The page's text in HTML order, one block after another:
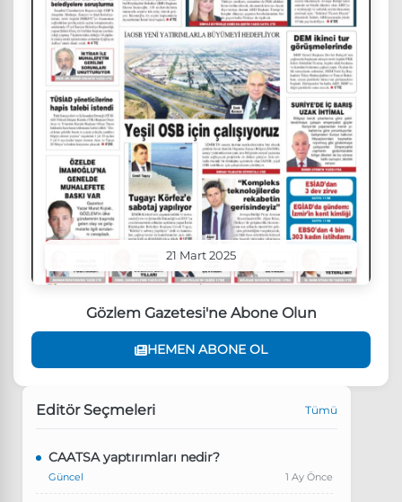
21 Mart 2025
Gözlem Gazetesi'ne Abone Olun
HEMEN ABONE OL
Editör Seçmeleri Tümü
CAATSA yaptırımları nedir?
Güncel 1 Ay Önce